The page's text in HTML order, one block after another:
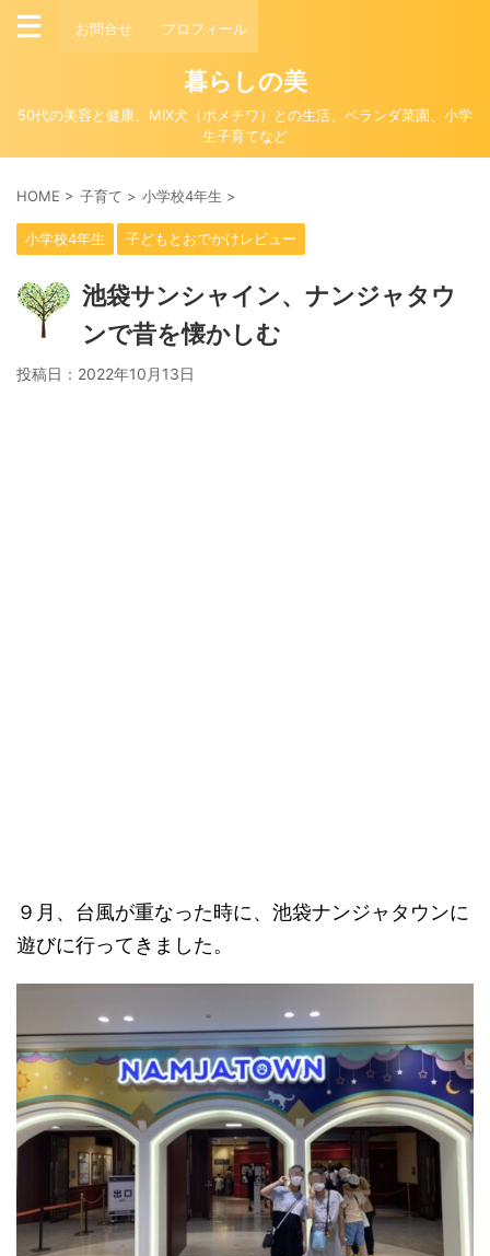
お問合せ プロフィール
暮らしの美
50代の美容と健康、MIX犬（ポメチワ）との生活、ベランダ菜園、小学
生子育てなど
HOME > 子育て > 小学校4年生 >
小学校4年生 子どもとおでかけレビュー
池袋サンシャイン、ナンジャタウ
ンで昔を懐かしむ
投稿日： 2022年10月13日
９月、台風が重なった時に、池袋ナンジャタウンに
遊びに行ってきました。